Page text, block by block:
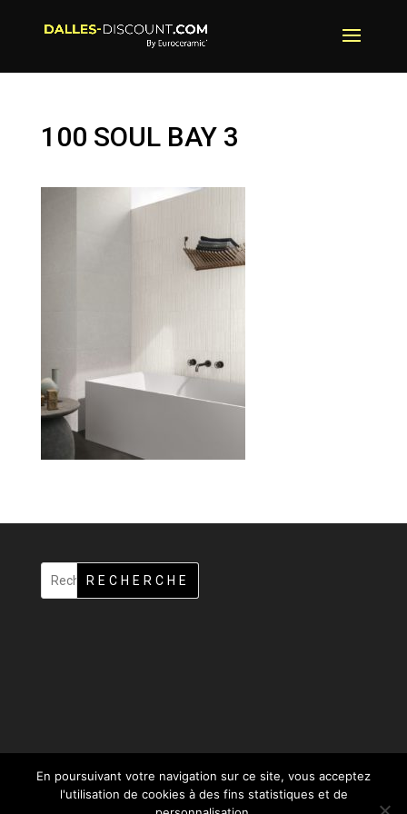
100 SOUL BAY 3
RECHERCHE
En poursuivant votre navigation sur ce site, vous acceptez
l'utilisation de cookies à des fins statistiques et de